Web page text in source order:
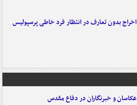
اخراج بدون تعارف در انتظار فرد خاطی پرسپولیس
عکاسان و خبرنگاران در دفاع مقدس